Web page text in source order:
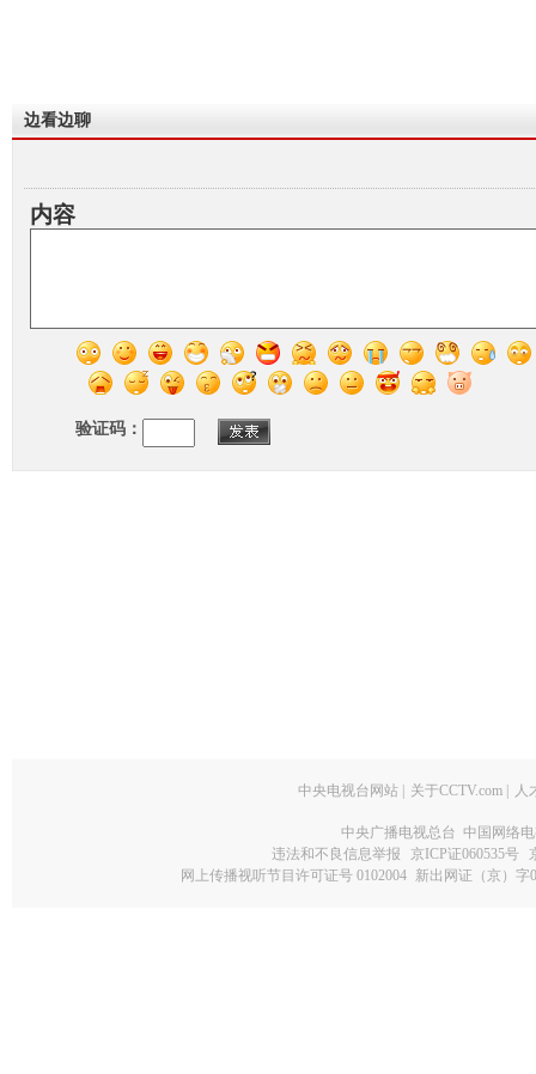
边看边聊
内容
验证码：
中央电视台网站 关于CCTV.com 人
中央广播电视总台 中国网络
违法和不良信息举报
京ICP证060535号
网上传播视听节目许可证号 0102004 新出网证（京）